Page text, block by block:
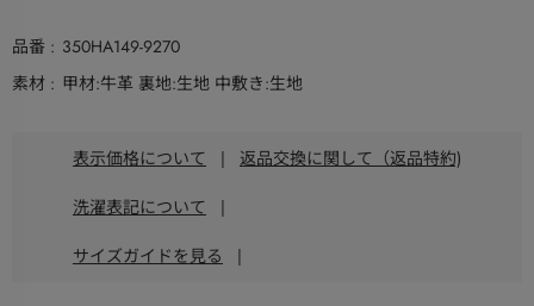
品番
350HA149-9270
素材
甲材:牛革 裏地:生地 中敷き:生地
表示価格について | 返品交換に関して（返品特約)
洗濯表記について |
サイズガイドを見る |